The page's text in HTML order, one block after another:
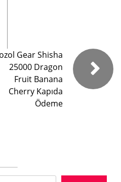
Gear Shisha
25000 Dragon
Fruit Banana
Cherry Kapıda
Ödeme